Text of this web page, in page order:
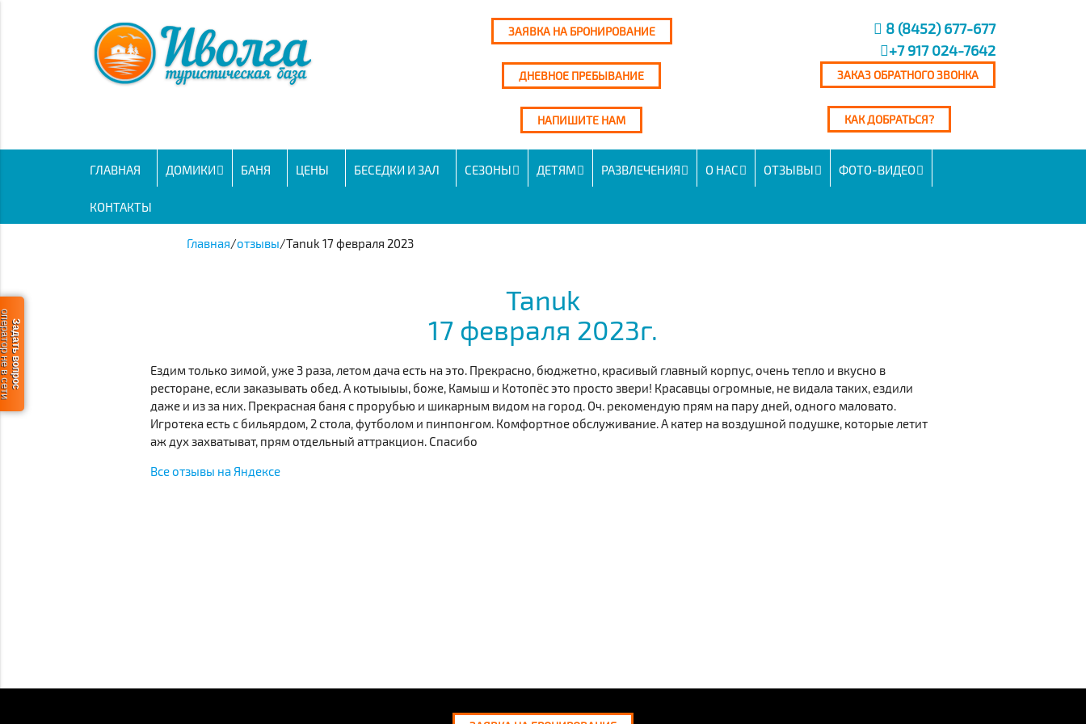
ЗАЯВКА НА БРОНИРОВАНИЕ
ДНЕВНОЕ ПРЕБЫВАНИЕ
НАПИШИТЕ НАМ
8 (8452) 677-677
+7 917 024-7642
ЗАКАЗ ОБРАТНОГО ЗВОНКА
КАК ДОБРАТЬСЯ?
ГЛАВНАЯ ДОМИКИ БАНЯ ЦЕНЫ БЕСЕДКИ И ЗАЛ СЕЗОНЫ ДЕТЯМ РАЗВЛЕЧЕНИЯ О НАС ОТЗЫВЫ ФОТО-ВИДЕО
КОНТАКТЫ
Главная/отзывы/Tanuk 17 февраля 2023
Tanuk
17 февраля 2023г.
Ездим только зимой, уже 3 раза, летом дача есть на это. Прекрасно, бюджетно, красивый главный корпус, очень тепло и вкусно в
ресторане, если заказывать обед. А котыыыы, боже, Камыш и Котопёс это просто звери! Красавцы огромные, не видала таких, ездили
даже и из за них. Прекрасная баня с прорубью и шикарным видом на город. Оч. рекомендую прям на пару дней, одного маловато.
Игротека есть с бильярдом, 2 стола, футболом и пинпонгом. Комфортное обслуживание. А катер на воздушной подушке, которые летит
аж дух захватыват, прям отдельный аттракцион. Спасибо
Все отзывы на Яндексе
Задать вопрос
в сети